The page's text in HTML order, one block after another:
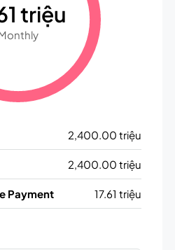
triệu
2,400.00 triệu
2,400.00 triệu
Payment 17.61 triệu